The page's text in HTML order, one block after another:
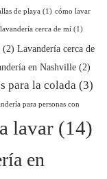
de playa (1) cómo lavar
lavandería cerca de mí (1)
(2) Lavandería cerca de
en Nashville (2)
para la colada (3)
para personas con
lavar (14)
en